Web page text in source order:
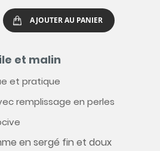
AJOUTER AU PANIER
et malin
et pratique
remplissage en perles
en sergé fin et doux